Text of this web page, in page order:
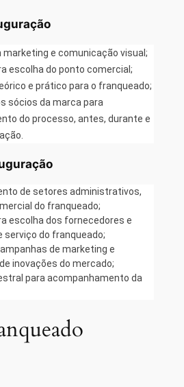
e comunicação visual;
escolha do ponto comercial;
e prático para o franqueado;
sócios da marca para
do processo, antes, durante e
de setores administrativos,
do franqueado;
escolha dos fornecedores e
serviço do franqueado;
de marketing e
inovações do mercado;
para acompanhamento da